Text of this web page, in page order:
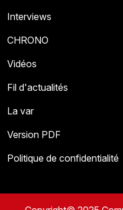
Interviews
CHRONO
Vidéos
Fil d'actualités
La var
Version PDF
Politique de confidentialité